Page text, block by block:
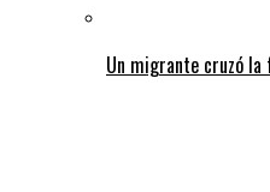
Un migrante cruzó la